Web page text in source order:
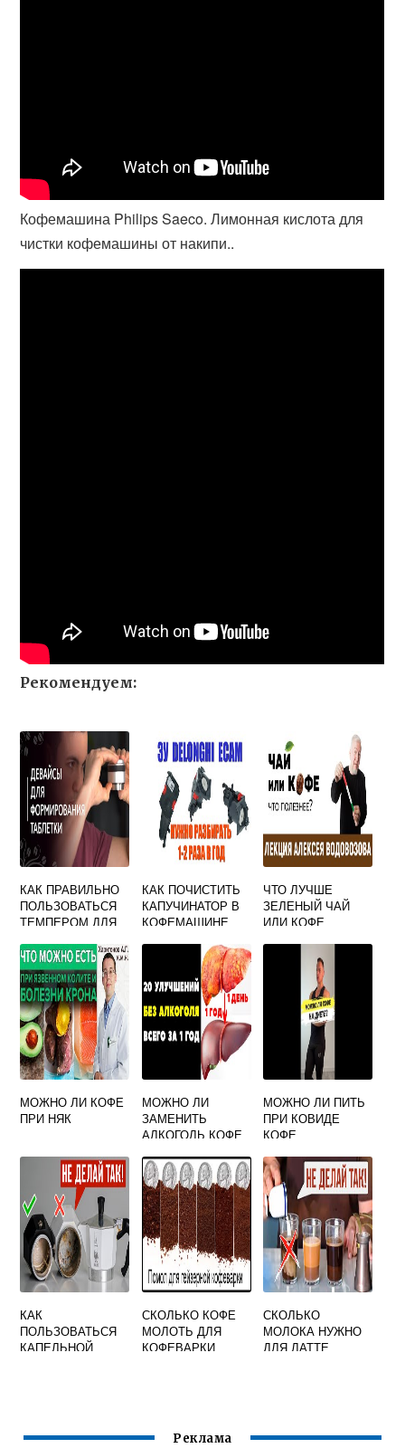
Кофемашина Philips Saeco. Лимонная кислота для
чистки кофемашины от накипи..
Рекомендуем:
КАК ПРАВИЛЬНО
ПОЛЬЗОВАТЬСЯ
ТЕМПЕРОМ ДЛЯ
КАК ПОЧИСТИТЬ
КАПУЧИНАТОР В
КОФЕМАШИНЕ
MAGNIFICA
ЧТО ЛУЧШЕ
ЗЕЛЕНЫЙ ЧАЙ
ИЛИ КОФЕ
МОЖНО ЛИ КОФЕ
ПРИ НЯК
МОЖНО ЛИ
ЗАМЕНИТЬ
АЛКОГОЛЬ КОФЕ
МОЖНО ЛИ ПИТЬ
ПРИ КОВИДЕ
КОФЕ
КАК
ПОЛЬЗОВАТЬСЯ
КАПЕЛЬНОЙ
СКОЛЬКО КОФЕ
МОЛОТЬ ДЛЯ
КОФЕВАРКИ
СКОЛЬКО
МОЛОКА НУЖНО
ДЛЯ ЛАТТЕ
Реклама